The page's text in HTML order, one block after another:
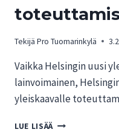
Tekijä Pro Tuomarinkylä
Vaikka Helsingin uusi
lainvoimainen,
yleiskaavalle
LUE LISÄÄ